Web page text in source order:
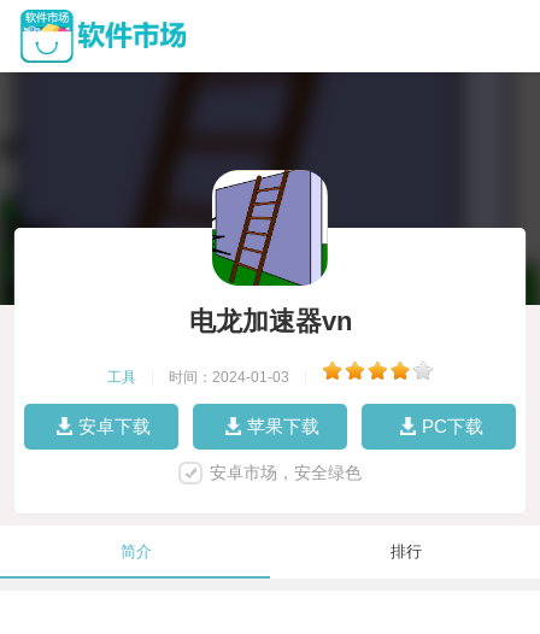
电龙加速器vn
工具 时间：2024-01-03
安卓下载 苹果下载 PC下载
安卓市场，安全绿色
简介 排行